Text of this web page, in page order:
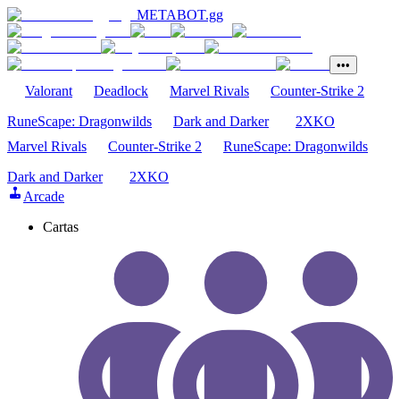
METABOT.gg
•••
Valorant Deadlock Marvel Rivals
Counter-Strike 2
RuneScape: Dragonwilds
Dark and Darker
2XKO
Marvel Rivals
Counter-Strike 2
RuneScape: Dragonwilds
Dark and Darker
2XKO
Arcade
Cartas